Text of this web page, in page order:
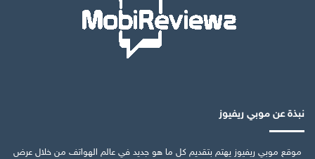
نبذة عن موبي ريفيوز
موقع موبي ريفيوز يهتم بتقديم كل ما هو جديد في عالم الهواتف من خلال عرض